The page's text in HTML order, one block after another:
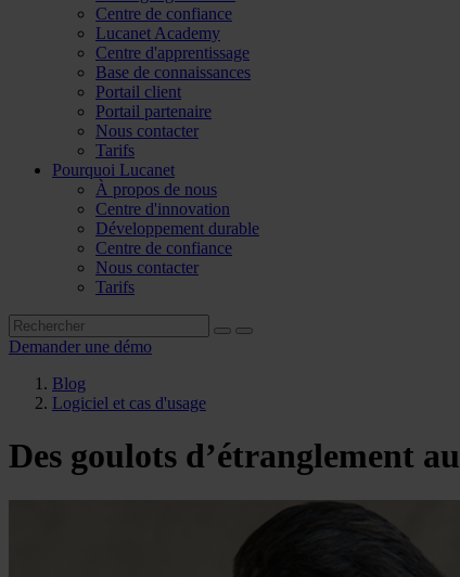
Centre de confiance
Lucanet Academy
Centre d'apprentissage
Base de connaissances
Portail client
Portail partenaire
Nous contacter
Tarifs
Pourquoi Lucanet
À propos de nous
Centre d'innovation
Développement durable
Centre de confiance
Nous contacter
Tarifs
Demander une démo
Blog
Logiciel et cas d'usage
Des goulots d’étranglement